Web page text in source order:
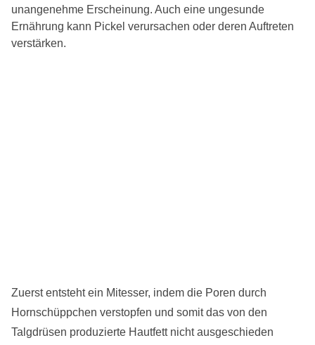
unangenehme Erscheinung. Auch eine ungesunde
Ernährung kann Pickel verursachen oder deren Auftreten
verstärken.
Zuerst entsteht ein Mitesser, indem die Poren durch
Hornschüppchen verstopfen und somit das von den
Talgdrüsen produzierte Hautfett nicht ausgeschieden